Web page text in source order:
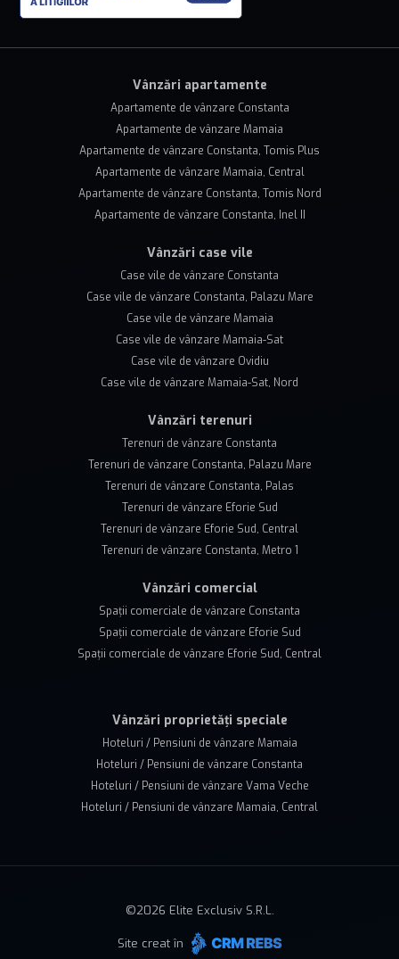
Vânzări apartamente
Apartamente de vânzare Constanta
Apartamente de vânzare Mamaia
Apartamente de vânzare Constanta, Tomis Plus
Apartamente de vânzare Mamaia, Central
Apartamente de vânzare Constanta, Tomis Nord
Apartamente de vânzare Constanta, Inel II
Vânzări case vile
Case vile de vânzare Constanta
Case vile de vânzare Constanta, Palazu Mare
Case vile de vânzare Mamaia
Case vile de vânzare Mamaia-Sat
Case vile de vânzare Ovidiu
Case vile de vânzare Mamaia-Sat, Nord
Vânzări terenuri
Terenuri de vânzare Constanta
Terenuri de vânzare Constanta, Palazu Mare
Terenuri de vânzare Constanta, Palas
Terenuri de vânzare Eforie Sud
Terenuri de vânzare Eforie Sud, Central
Terenuri de vânzare Constanta, Metro 1
Vânzări comercial
Spații comerciale de vânzare Constanta
Spații comerciale de vânzare Eforie Sud
Spații comerciale de vânzare Eforie Sud, Central
Vânzări proprietăți speciale
Hoteluri / Pensiuni de vânzare Mamaia
Hoteluri / Pensiuni de vânzare Constanta
Hoteluri / Pensiuni de vânzare Vama Veche
Hoteluri / Pensiuni de vânzare Mamaia, Central
©2026 Elite Exclusiv S.R.L.
Site creat în